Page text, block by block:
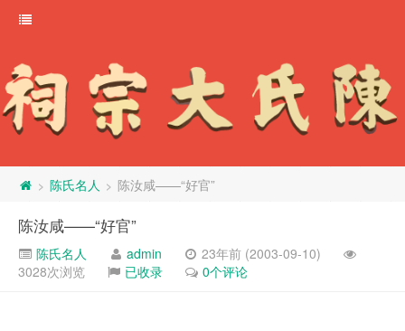
> 陈氏名人 > 陈汝咸——“好官”
陈汝咸——“好官”
陈氏名人 admin
23年前 (2003-09-10)
3028次浏览
已收录 0个评论